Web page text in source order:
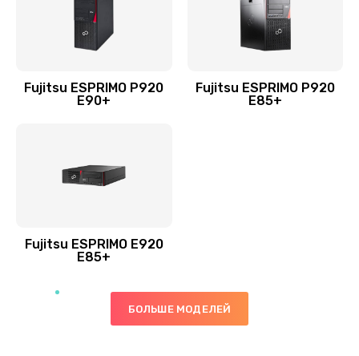
Fujitsu ESPRIMO P920
E90+
Fujitsu ESPRIMO P920
E85+
Fujitsu ESPRIMO E920
E85+
БОЛЬШЕ МОДЕЛЕЙ